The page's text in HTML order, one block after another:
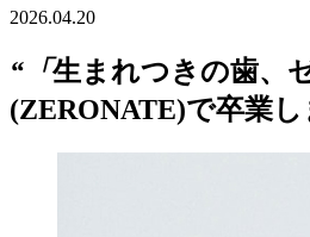
2026.04.20
“「生まれつきの歯、
(ZERONATE)で卒業し